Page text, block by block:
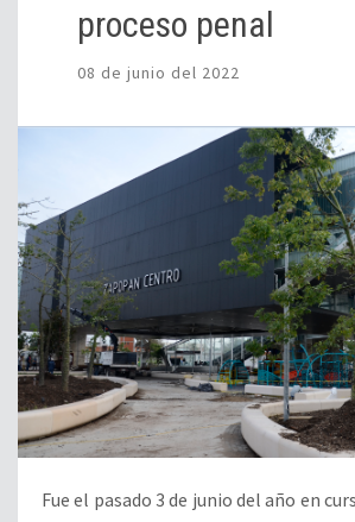
proceso penal
08 de junio del 2022
Fue el pasado 3 de junio del año en